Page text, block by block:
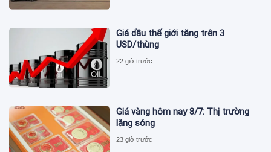
Giá dầu thế giới tăng trên 3
USD/thùng
22 giờ trước
Giá vàng hôm nay 8/7: Thị trường
lặng sóng
23 giờ trước